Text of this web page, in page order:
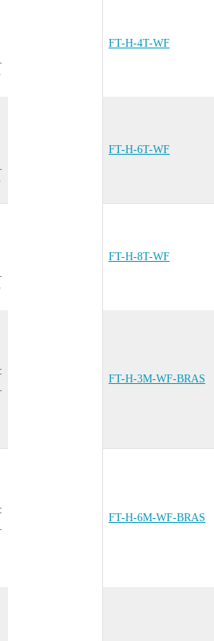
FT-H-4T-WF
FT-H-6T-WF
FT-H-8T-WF
FT-H-3M-WF-BRAS
FT-H-6M-WF-BRAS